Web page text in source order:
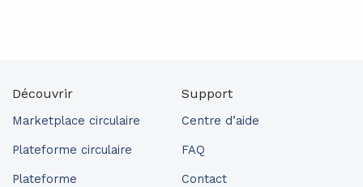
Découvrir
Marketplace circulaire
Plateforme circulaire
Plateforme
Support
Centre d’aide
FAQ
Contact